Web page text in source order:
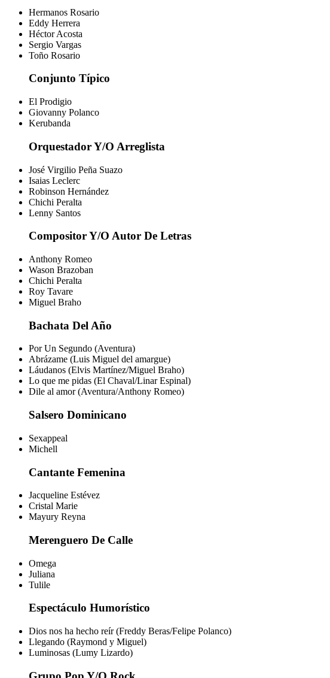
Hermanos Rosario
Eddy Herrera
Héctor Acosta
Sergio Vargas
Toño Rosario
Conjunto Típico
El Prodigio
Giovanny Polanco
Kerubanda
Orquestador Y/O Arreglista
José Virgilio Peña Suazo
Isaias Leclerc
Robinson Hernández
Chichi Peralta
Lenny Santos
Compositor Y/O Autor De Letras
Anthony Romeo
Wason Brazoban
Chichi Peralta
Roy Tavare
Miguel Braho
Bachata Del Año
Por Un Segundo (Aventura)
Abrázame (Luis Miguel del amargue)
Láudanos (Elvis Martínez/Miguel Braho)
Lo que me pidas (El Chaval/Linar Espinal)
Dile al amor (Aventura/Anthony Romeo)
Salsero Dominicano
Sexappeal
Michell
Cantante Femenina
Jacqueline Estévez
Cristal Marie
Mayury Reyna
Merenguero De Calle
Omega
Juliana
Tulile
Espectáculo Humorístico
Dios nos ha hecho reír (Freddy Beras/Felipe Polanco)
Llegando (Raymond y Miguel)
Luminosas (Lumy Lizardo)